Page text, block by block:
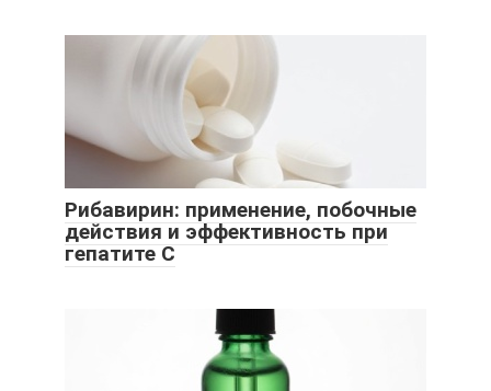
Рибавирин: применение, побочные
действия и эффективность при
гепатите C